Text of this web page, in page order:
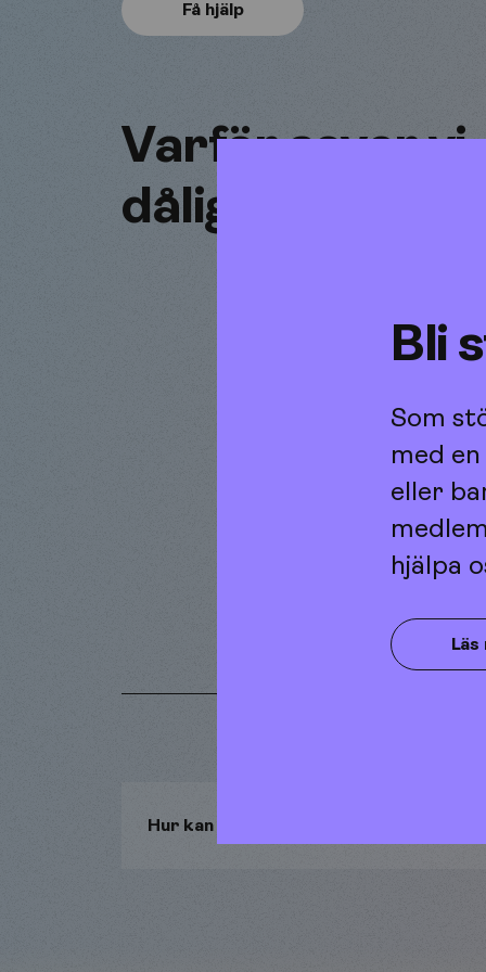
Bli
Som
med
eller
hjälpa
Läs
Få hjälp
Varför sover vi
dåligt?
Hur kan du sova bättre